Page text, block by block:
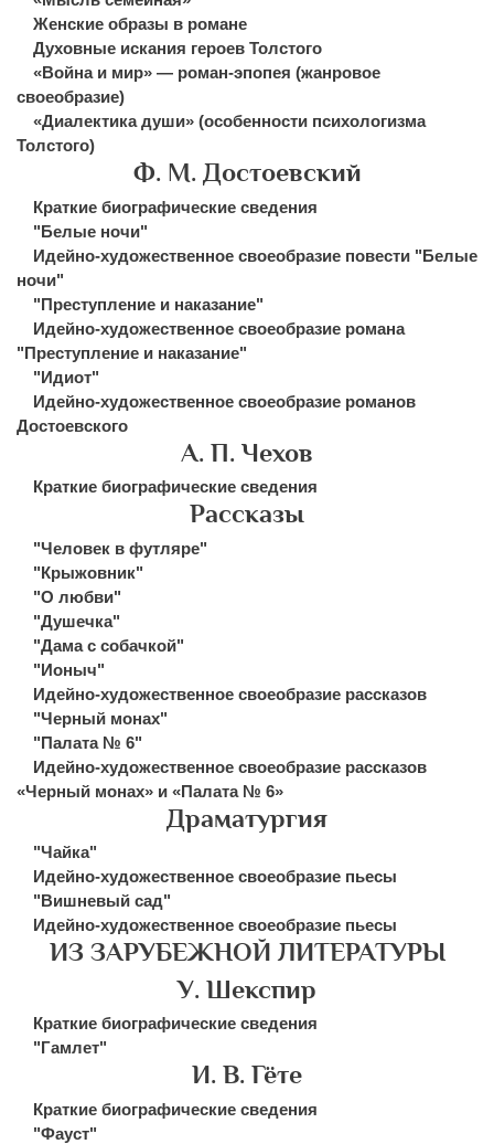
Женские образы в романе
Духовные искания героев Толстого
«Война и мир» — роман-эпопея (жанровое
своеобразие)
«Диалектика души» (особенности психологизма
Толстого)
Ф. М. Достоевский
Краткие биографические сведения
"Белые ночи"
Идейно-художественное своеобразие повести "Белые
ночи"
"Преступление и наказание"
Идейно-художественное своеобразие романа
"Преступление и наказание"
"Идиот"
Идейно-художественное своеобразие романов
Достоевского
А. П. Чехов
Краткие биографические сведения
Рассказы
"Человек в футляре"
"Крыжовник"
"О любви"
"Душечка"
"Дама с собачкой"
"Ионыч"
Идейно-художественное своеобразие рассказов
"Черный монах"
"Палата № 6"
Идейно-художественное своеобразие рассказов
«Черный монах» и «Палата № 6»
Драматургия
"Чайка"
Идейно-художественное своеобразие пьесы
"Вишневый сад"
Идейно-художественное своеобразие пьесы
ИЗ ЗАРУБЕЖНОЙ ЛИТЕРАТУРЫ
У. Шекспир
Краткие биографические сведения
"Гамлет"
И. В. Гёте
Краткие биографические сведения
"Фауст"